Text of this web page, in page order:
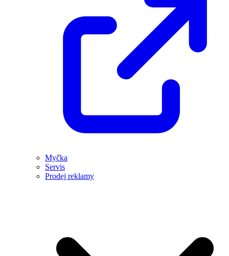
Myčka
Servis
Prodej reklamy